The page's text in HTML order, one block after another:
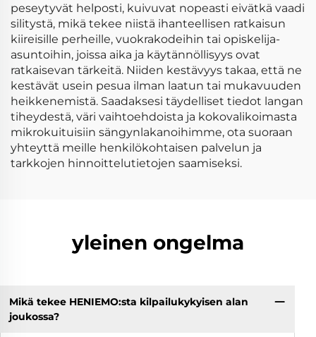
peseytyvät helposti, kuivuvat nopeasti eivätkä vaadi
silitystä, mikä tekee niistä ihanteellisen ratkaisun
kiireisille perheille, vuokrakodeihin tai opiskelija-
asuntoihin, joissa aika ja käytännöllisyys ovat
ratkaisevan tärkeitä. Niiden kestävyys takaa, että ne
kestävät usein pesua ilman laatun tai mukavuuden
heikkenemistä. Saadaksesi täydelliset tiedot langan
tiheydestä, väri vaihtoehdoista ja kokovalikoimasta
mikrokuituisiin sängynlakanoihimme, ota suoraan
yhteyttä meille henkilökohtaisen palvelun ja
tarkkojen hinnoittelutietojen saamiseksi.
yleinen ongelma
Mikä tekee HENIEMO:sta kilpailukykyisen alan
joukossa?